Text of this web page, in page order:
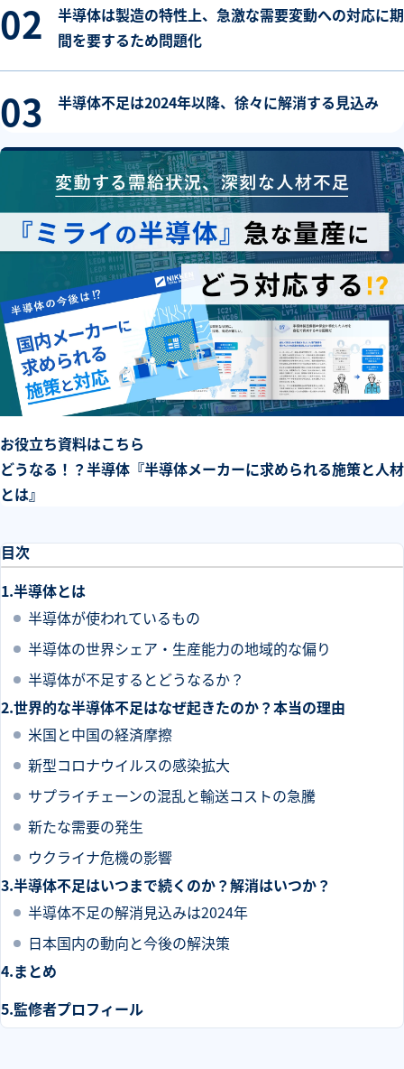
半導体は製造の特性上、急激な需要変動への対応に期
間を要するため問題化
半導体不足は2024年以降、徐々に解消する見込み
お役立ち資料はこちら
どうなる！？半導体『半導体メーカーに求められる施策と人材
とは』
目次
半導体とは
半導体が使われているもの
半導体の世界シェア・生産能力の地域的な偏り
半導体が不足するとどうなるか？
世界的な半導体不足はなぜ起きたのか？本当の理由
米国と中国の経済摩擦
新型コロナウイルスの感染拡大
サプライチェーンの混乱と輸送コストの急騰
新たな需要の発生
ウクライナ危機の影響
半導体不足はいつまで続くのか？解消はいつか？
半導体不足の解消見込みは2024年
日本国内の動向と今後の解決策
まとめ
監修者プロフィール